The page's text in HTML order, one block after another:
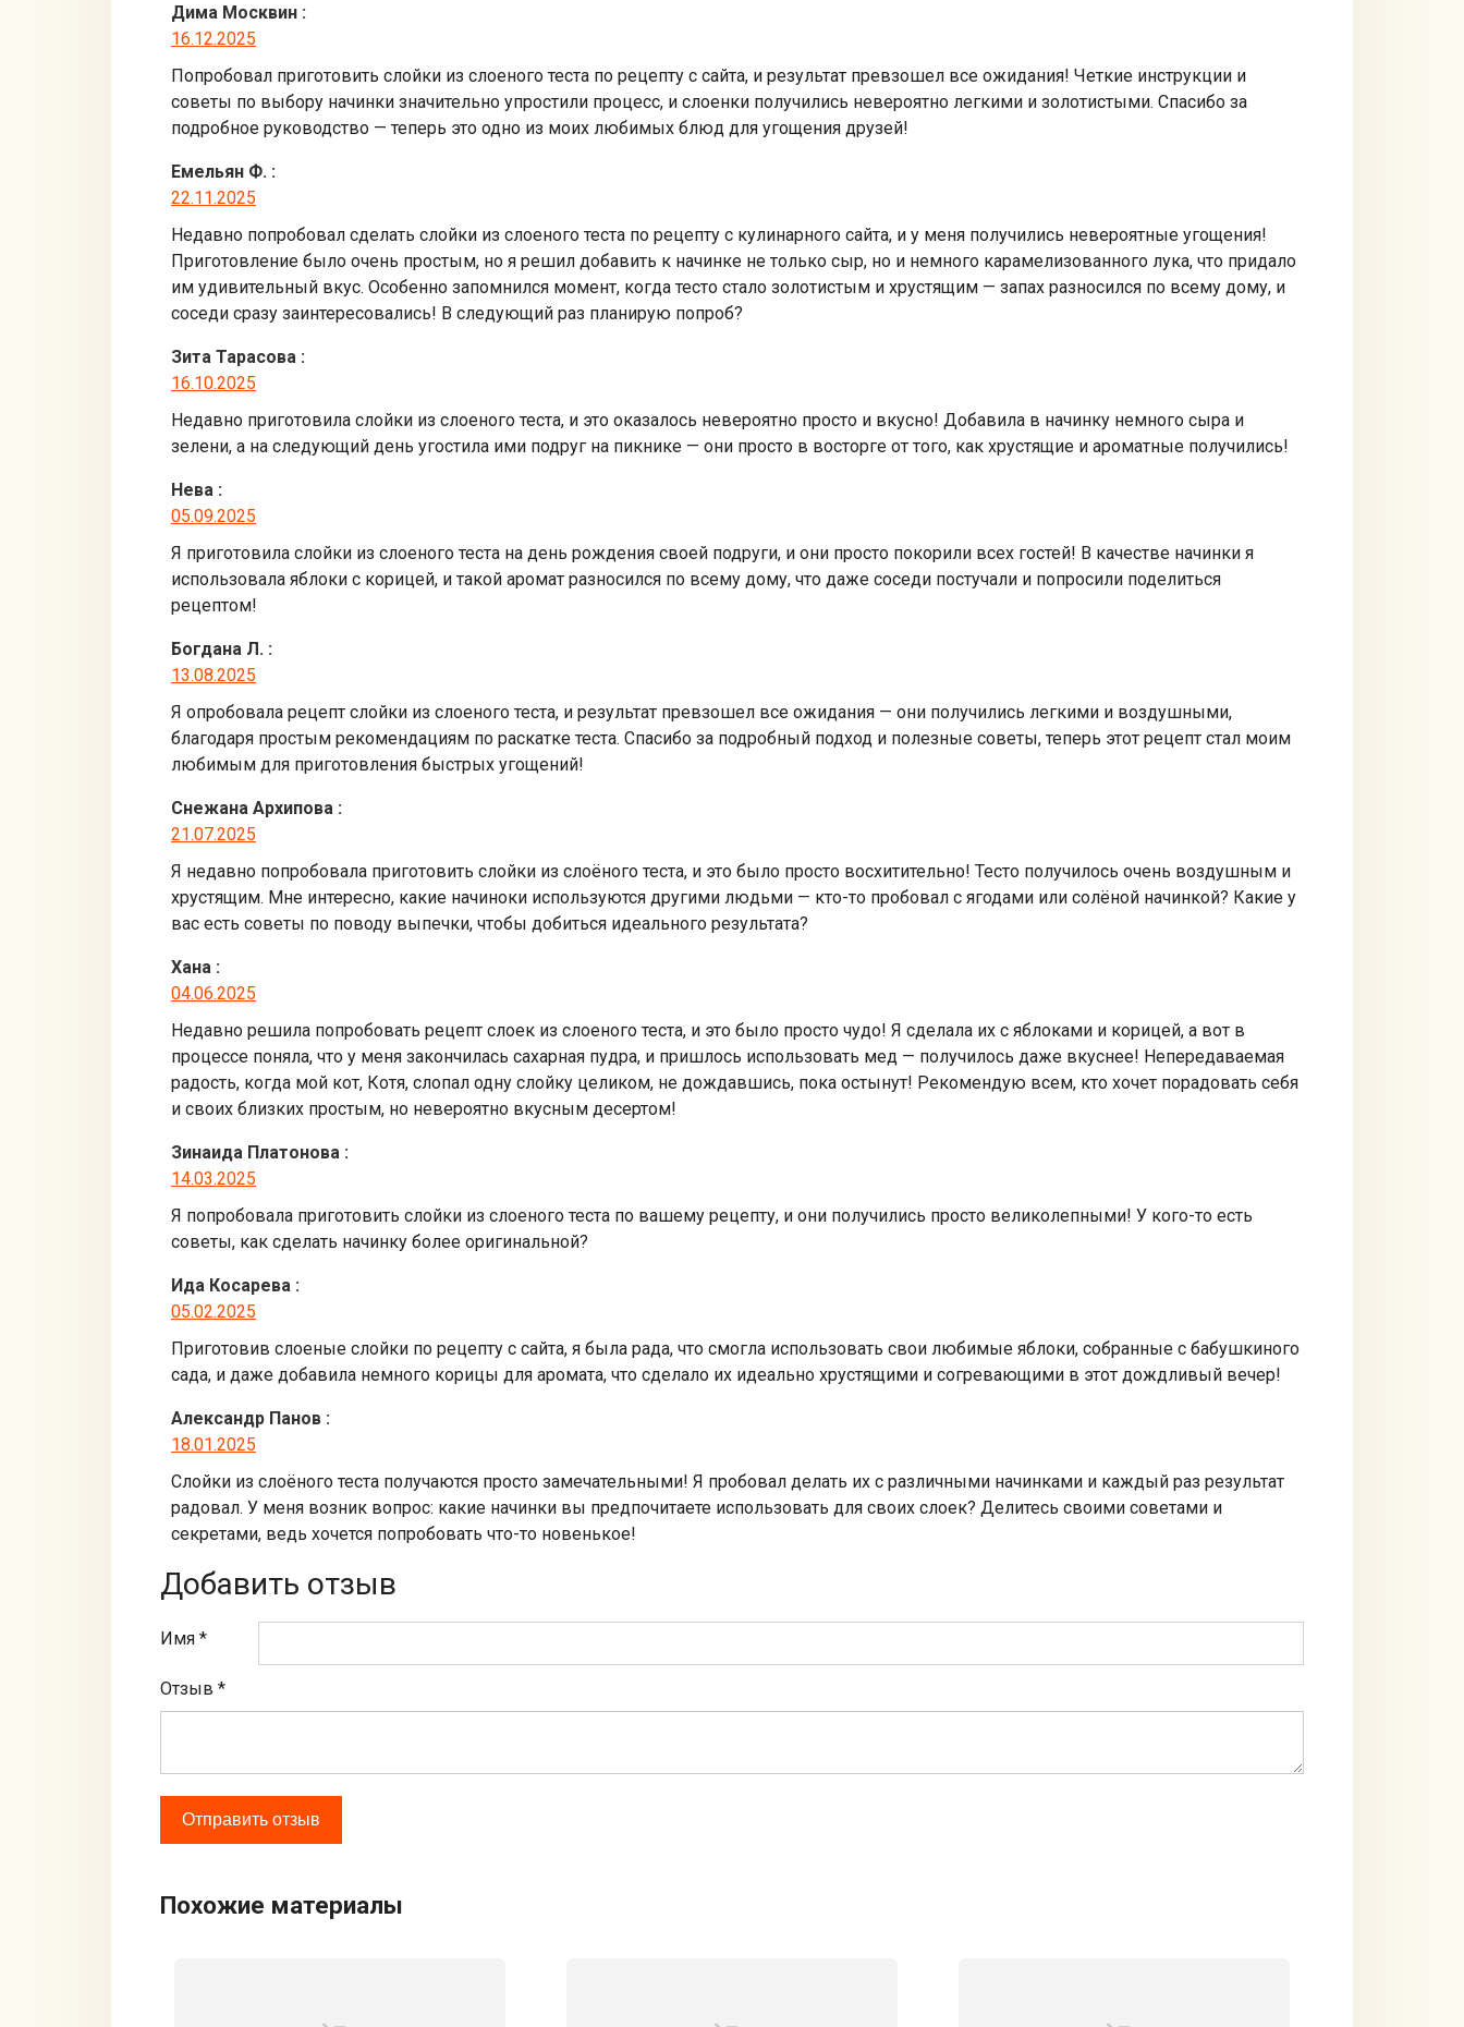
Дима Москвин :
16.12.2025
Попробовал приготовить слойки из слоеного теста по рецепту с сайта, и результат превзошел все ожидания! Четкие инструкции и
советы по выбору начинки значительно упростили процесс, и слоенки получились невероятно легкими и золотистыми. Спасибо за
подробное руководство — теперь это одно из моих любимых блюд для угощения друзей!
Емельян Ф. :
22.11.2025
Недавно попробовал сделать слойки из слоеного теста по рецепту с кулинарного сайта, и у меня получились невероятные угощения!
Приготовление было очень простым, но я решил добавить к начинке не только сыр, но и немного карамелизованного лука, что придало
им удивительный вкус. Особенно запомнился момент, когда тесто стало золотистым и хрустящим — запах разносился по всему дому, и
соседи сразу заинтересовались! В следующий раз планирую попроб?
Зита Тарасова :
16.10.2025
Недавно приготовила слойки из слоеного теста, и это оказалось невероятно просто и вкусно! Добавила в начинку немного сыра и
зелени, а на следующий день угостила ими подруг на пикнике — они просто в восторге от того, как хрустящие и ароматные получились!
Нева :
05.09.2025
Я приготовила слойки из слоеного теста на день рождения своей подруги, и они просто покорили всех гостей! В качестве начинки я
использовала яблоки с корицей, и такой аромат разносился по всему дому, что даже соседи постучали и попросили поделиться
рецептом!
Богдана Л. :
13.08.2025
Я опробовала рецепт слойки из слоеного теста, и результат превзошел все ожидания — они получились легкими и воздушными,
благодаря простым рекомендациям по раскатке теста. Спасибо за подробный подход и полезные советы, теперь этот рецепт стал моим
любимым для приготовления быстрых угощений!
Снежана Архипова :
21.07.2025
Я недавно попробовала приготовить слойки из слоёного теста, и это было просто восхитительно! Тесто получилось очень воздушным и
хрустящим. Мне интересно, какие начиноки используются другими людьми — кто-то пробовал с ягодами или солёной начинкой? Какие у
вас есть советы по поводу выпечки, чтобы добиться идеального результата?
Хана :
04.06.2025
Недавно решила попробовать рецепт слоек из слоеного теста, и это было просто чудо! Я сделала их с яблоками и корицей, а вот в
процессе поняла, что у меня закончилась сахарная пудра, и пришлось использовать мед — получилось даже вкуснее! Непередаваемая
радость, когда мой кот, Котя, слопал одну слойку целиком, не дождавшись, пока остынут! Рекомендую всем, кто хочет порадовать себя
и своих близких простым, но невероятно вкусным десертом!
Зинаида Платонова :
14.03.2025
Я попробовала приготовить слойки из слоеного теста по вашему рецепту, и они получились просто великолепными! У кого-то есть
советы, как сделать начинку более оригинальной?
Ида Косарева :
05.02.2025
Приготовив слоеные слойки по рецепту с сайта, я была рада, что смогла использовать свои любимые яблоки, собранные с бабушкиного
сада, и даже добавила немного корицы для аромата, что сделало их идеально хрустящими и согревающими в этот дождливый вечер!
Александр Панов :
18.01.2025
Слойки из слоёного теста получаются просто замечательными! Я пробовал делать их с различными начинками и каждый раз результат
радовал. У меня возник вопрос: какие начинки вы предпочитаете использовать для своих слоек? Делитесь своими советами и
секретами, ведь хочется попробовать что-то новенькое!
Добавить отзыв
Имя *
Отзыв *
Похожие материалы